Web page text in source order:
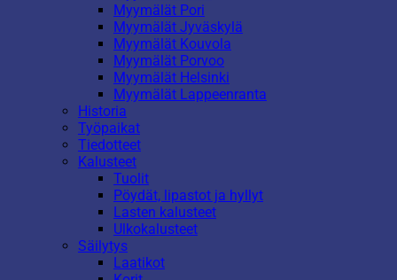
Myymälät Pori
Myymälät Jyväskylä
Myymälät Kouvola
Myymälät Porvoo
Myymälät Helsinki
Myymälät Lappeenranta
Historia
Työpaikat
Tiedotteet
Kalusteet
Tuolit
Pöydät, lipastot ja hyllyt
Lasten kalusteet
Ulkokalusteet
Säilytys
Laatikot